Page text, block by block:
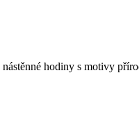
hodiny s motivy